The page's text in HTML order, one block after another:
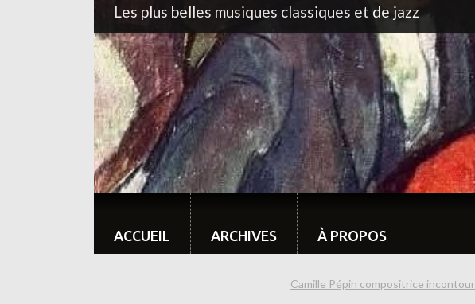
Les plus belles musiques classiques et de jazz
ACCUEIL ARCHIVES À PROPOS
Camille Pépin compositrice